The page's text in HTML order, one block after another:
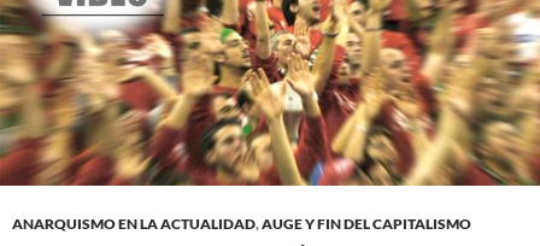
ANARQUISMO EN LA ACTUALIDAD,AUGE Y FIN DEL CAPITALISMO